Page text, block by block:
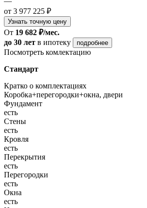
от 3 977 225 ₽
Узнать точную цену
От 19 682 ₽/мес.
до 30 лет в ипотеку подробнее
Посмотреть комлектацию
Стандарт
Кратко о комплектациях
Коробка+перегородки+окна, двери
Фундамент
есть
Стены
есть
Кровля
есть
Перекрытия
есть
Перегородки
есть
Окна
есть